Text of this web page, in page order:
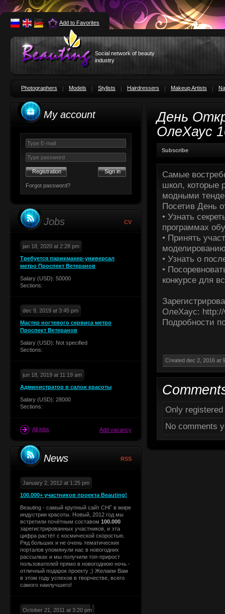
Add to Favorites
Social network of beauty
industry
Photographers Models Stylists Hairdressers Makeup Artists
My account
Registration
Forgot password?
Jobs CV
jan 18, 2020 at 2:28 pm
Требуется парикмахер-универсал
метро Проспект Ветеранов
Salary (USD): 50000
Sections:
dec 9, 2019 at 3:45 pm
Мастер ногтевого сервиса метро
Проспект Ветеранов
Salary (USD): Not specified
Sections:
jun 18, 2019 at 11:19 am
Администратор в салон красоты
Salary (USD): 28000
Sections:
All jobs Add vacancy
RSS
News
January 2, 2012 at 1:25 pm
100.000+ участников проекта Beauting!
Beauting - самый крупный сайт СНГ в мире
индустрии красоты. Новый, 2012 год мы
встретили почётным составом 100.000
зарегистрированных участников, и эта
цифра растёт с космической скоростью.
Ряд больших и не очень тематических
порталов упомянули нас в новогодних
рассылках и мы получили топ-прирост
пользователей прямо в новогоднюю ночь -
отличный подарок проекту ;) Желаем Вам
в этом году успехов в творчестве, всего
самого наилучшего!
October 21, 2011 at 3:20 pm
День
ОлеХаус
Subscribe
Самые
школ, которые
модными
Посетив День
• Узнать
программах
• Принять
• Узнать о
•
конкурсе для
ОлеХаус:
Подробности
Created dec 2, 2016 at
Only
No comments